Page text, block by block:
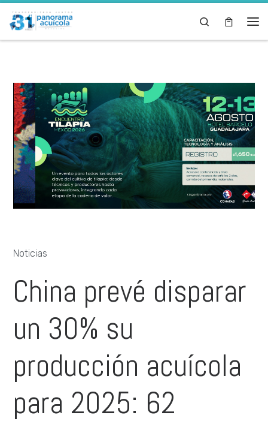
Skip to content Search
Noticias
China prevé disparar
un 30% su
producción acuícola
para 2025: 62